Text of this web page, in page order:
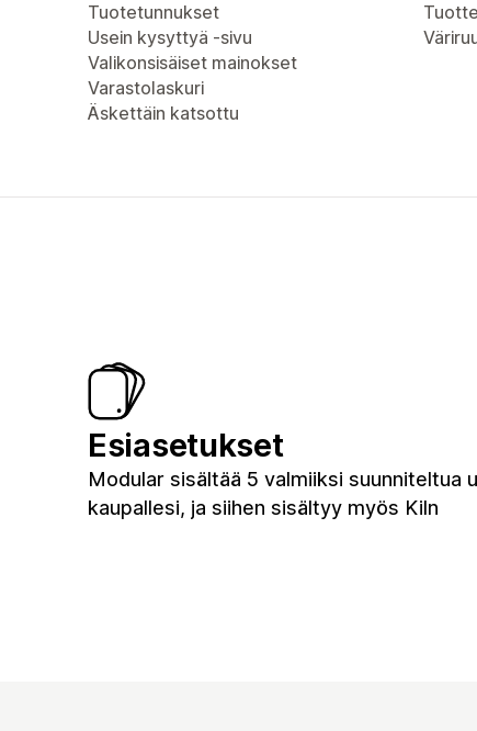
Tuotetunnukset
Usein kysyttyä -sivu
Valikonsisäiset mainokset
Varastolaskuri
Äskettäin katsottu
Esiasetukset
Modular sisältää 5 valmiiksi suunniteltua
kaupallesi, ja siihen sisältyy myös Kiln